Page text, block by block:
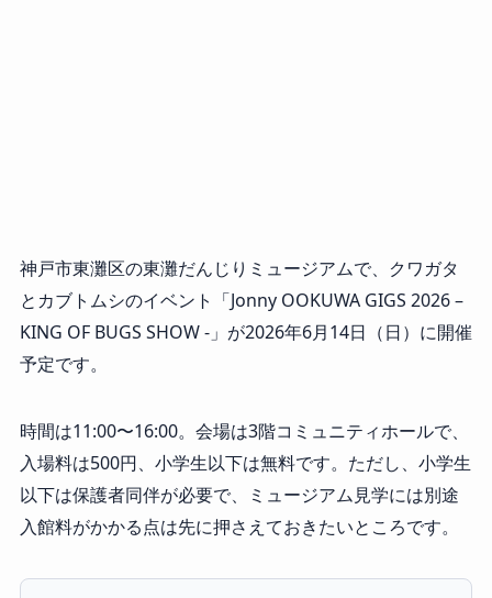
神戸市東灘区の東灘だんじりミュージアムで、クワガタ
とカブトムシのイベント「Jonny OOKUWA GIGS 2026 –
KING OF BUGS SHOW -」が2026年6月14日（日）に開催
予定です。
時間は11:00〜16:00。会場は3階コミュニティホールで、
入場料は500円、小学生以下は無料です。ただし、小学生
以下は保護者同伴が必要で、ミュージアム見学には別途
入館料がかかる点は先に押さえておきたいところです。